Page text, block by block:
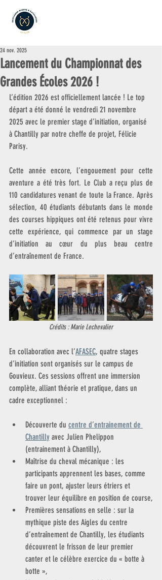
Lancement du Championnat des
Grandes Écoles 2026 !
24 nov. 2025
L’édition 2026 est officiellement lancée ! Le top
départ a été donné le vendredi 21 novembre
2025 avec le premier stage d’initiation, organisé
à Chantilly par notre cheffe de projet, Félicie
Parisy.
Cette année encore, l’engouement pour cette
aventure a été très fort. Le Club a reçu plus de
110 candidatures venant de toute la France. Après
sélection, 40 étudiants débutants dans le monde
des courses hippiques ont été retenus pour vivre
cette expérience, qui commence par un stage
d’initiation au cœur du plus beau centre
d’entraînement de France.
Crédits : Marie Lechevalier
En collaboration avec l’AFASEC, quatre stages
d’initiation sont organisés sur le campus de
Gouvieux. Ces sessions offrent une immersion
complète, alliant théorie et pratique, dans un
cadre exceptionnel :
Découverte du centre d’entrainement de
Chantilly avec Julien Phelippon
(entrainement à Chantilly),
Maîtrise du cheval mécanique : les
participants apprennent les bases, comme
faire un pont, ajuster leurs étriers et
trouver leur équilibre en position de course,
Premières sensations en selle : sur la
mythique piste des Aigles du centre
d’entraînement de Chantilly, les étudiants
découvrent le frisson de leur premier
canter et le célèbre exercice du « botte à
botte »,